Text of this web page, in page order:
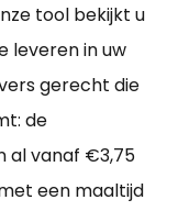
tool bekijkt u
leveren in uw
gerecht die
de
al vanaf €3,75
een maaltijd